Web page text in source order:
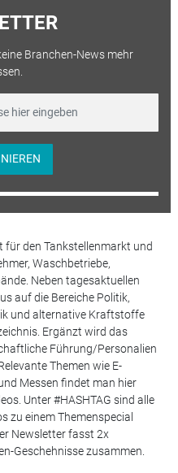
Branchen-News mehr
für den Tankstellenmarkt und
Waschbetriebe,
Neben tagesaktuellen
auf die Bereiche Politik,
und alternative Kraftstoffe
Ergänzt wird das
Führung/Personalien
Themen wie E-
Messen findet man hier
Unter #HASHTAG sind alle
zu einem Themenspecial
Newsletter fasst 2x
Geschehnisse zusammen.